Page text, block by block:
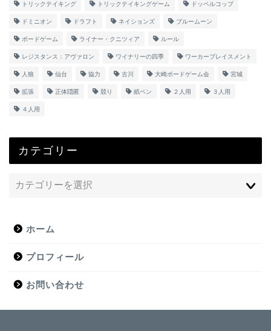
トリックテイキング トリックテイキングゲーム ドッペルコップ
ドミニオン ドラフト ネイションズ ブルームーン
ボードゲーム ライナー・クニツィア ルール
レジスタンス：アヴァロン ワイナリーの四季 ワーカープレイスメント
人狼 仙台 協力 古川 大崎ボードゲーム会 宮城
拡張 正体隠匿 競り 紙ペン ２人用 ３人用
４人用
カテゴリー
ホーム
プロフィール
お問い合わせ